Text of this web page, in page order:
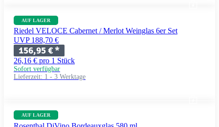
AUF LAGER
Riedel VELOCE Cabernet / Merlot Weinglas 6er Set
UVP 188,70 €
156,95 €*
26,16 € pro 1 Stück
Sofort verfügbar
Lieferzeit: 1 - 3 Werktage
AUF LAGER